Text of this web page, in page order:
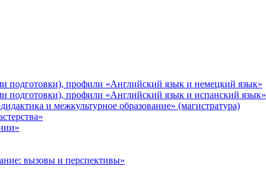
подготовки), профили «Английский язык и немецкий язык»
подготовки), профили «Английский язык и испанский язык»
и межкультурное образование» (магистратура)
вызовы и перспективы»